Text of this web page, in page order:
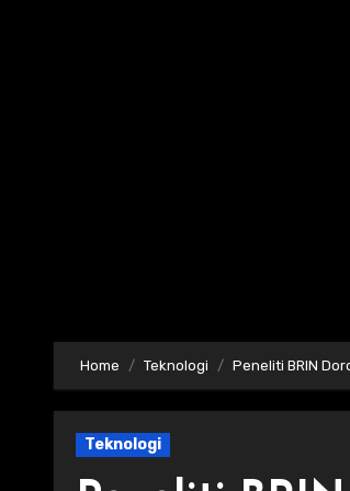
Home Teknologi Peneliti BRIN
Teknologi